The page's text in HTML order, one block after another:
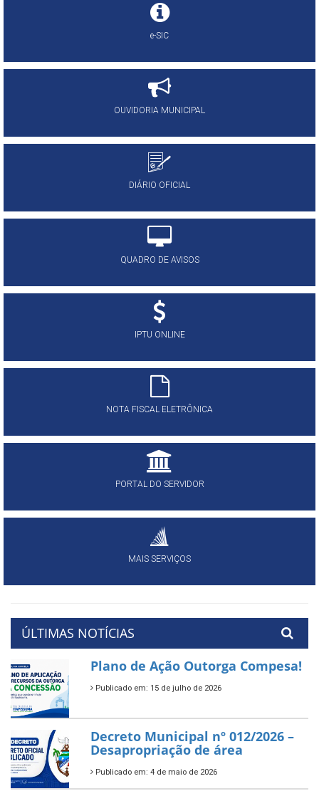
e-SIC
OUVIDORIA MUNICIPAL
DIÁRIO OFICIAL
QUADRO DE AVISOS
IPTU ONLINE
NOTA FISCAL ELETRÔNICA
PORTAL DO SERVIDOR
MAIS SERVIÇOS
ÚLTIMAS NOTÍCIAS
Plano de Ação Outorga Compesa!
Publicado em: 15 de julho de 2026
Decreto Municipal nº 012/2026 –
Desapropriação de área
Publicado em: 4 de maio de 2026